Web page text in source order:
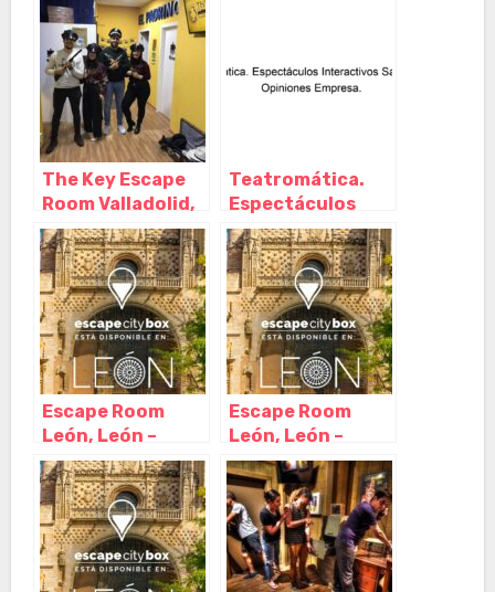
Salamanca –
Castilla y León
The Key Escape
Room Valladolid,
Valladolid –
Castilla y León
Teatromática.
Espectáculos
Interactivos
Salamanca,
Tordillos –
Salamanca
Escape Room
León, León –
Castilla y León
Escape Room
León, León –
Castilla y León